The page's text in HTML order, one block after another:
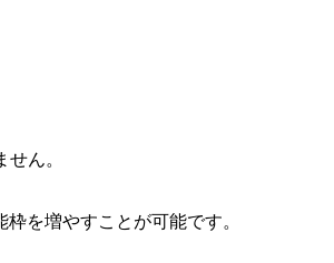
ん。
を増やすことが可能です。